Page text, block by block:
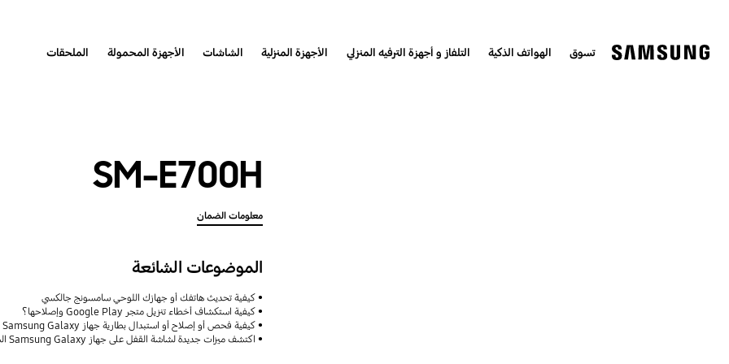
تسوق الهواتف الذكية التلفاز و أجهزة الترفيه المنزلي الأجهزة المنزلية الشاشات الأجهزة المحمولة الملحقات
SM-E700H
معلومات الضمان
الموضوعات الشائعة
كيفية تحديث هاتفك أو جهازك اللوحي سامسونج جالكسي
كيفية استكشاف أخطاء تنزيل متجر Google Play وإصلاحها؟
كيفية فحص أو إصلاح أو استبدال بطارية جهاز Samsung Galaxy
اكتشف ميزات جديدة لشاشة القفل على جهاز Samsung Galaxy الخاص بك